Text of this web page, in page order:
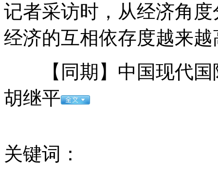
实拍：性感美女火爆热舞
新婚女子欲求不满 丈夫被逼离婚
北京闯红灯被罚行人衣帽遮脸
记者采访时，从经济角
经济的互相依存度越来越
【同期】中国现代国
胡继平
关键词：